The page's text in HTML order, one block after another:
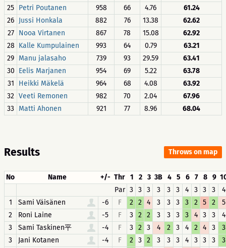
25 Petri Poutanen 958 66 4.76
61.24
26 Jussi Honkala 882 76 13.38
62.62
27
Nooa Virtanen 867 78 15.08
62.92
28 Kalle Kumpulainen 993 64 0.79
63.21
29 Manu jalasaho 739 93 29.59
63.41
30 Eelis Marjanen 954 69 5.22
63.78
31
Heikki Mäkelä 964 68 4.08
63.92
32 Veeti Remonen 982 70 2.04
67.96
33 Matti Ahonen 921 77 8.96 68.04
Results Throws on map
No Name +/- Thr 1 2 3 3B 4 5 6 7 8 9
Par 3 3 3 3 3 3 4 3 3 3
4
1
Sami Väisänen -6 F 2 2 4 3 3 3 3 2 5 2
5
2
Roni Laine -5 F 3 2 2 3 3 3 3 4 3 3
4
3
Sami Taskinen平 -4 F 3 2 3 4 2 3 4 2 4 3
3
3
Jani Kotanen -4 F 2 3 2 3 3 3 4 3 3 3
3